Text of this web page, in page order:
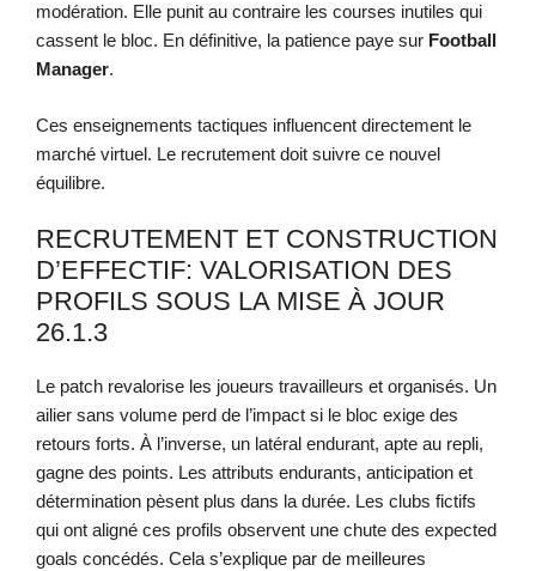
modération. Elle punit au contraire les courses inutiles qui
cassent le bloc. En définitive, la patience paye sur Football
Manager.
Ces enseignements tactiques influencent directement le
marché virtuel. Le recrutement doit suivre ce nouvel
équilibre.
RECRUTEMENT ET CONSTRUCTION
D’EFFECTIF: VALORISATION DES
PROFILS SOUS LA MISE À JOUR
26.1.3
Le patch revalorise les joueurs travailleurs et organisés. Un
ailier sans volume perd de l’impact si le bloc exige des
retours forts. À l’inverse, un latéral endurant, apte au repli,
gagne des points. Les attributs endurants, anticipation et
détermination pèsent plus dans la durée. Les clubs fictifs
qui ont aligné ces profils observent une chute des expected
goals concédés. Cela s’explique par de meilleures